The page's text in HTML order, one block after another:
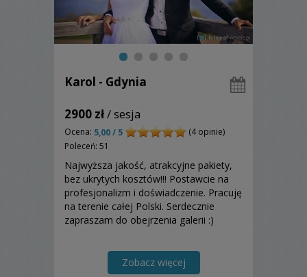
Karol - Gdynia
2900 zł/ sesja
Ocena: 5,00 / 5
(4 opinie)
Poleceń: 51
Najwyższa jakość, atrakcyjne pakiety,
bez ukrytych kosztów!!! Postawcie na
profesjonalizm i doświadczenie. Pracuję
na terenie całej Polski. Serdecznie
zapraszam do obejrzenia galerii :)
Zobacz więcej